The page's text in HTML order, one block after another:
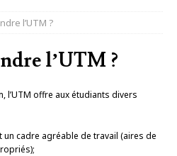
l’UTM ?
l’UTM ?
l’UTM offre aux étudiants divers
cadre agréable de travail (aires de